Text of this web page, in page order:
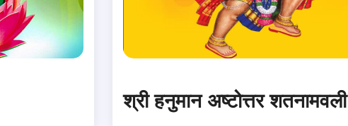
श्री हनुमान अष्टोत्तर शतनामवली